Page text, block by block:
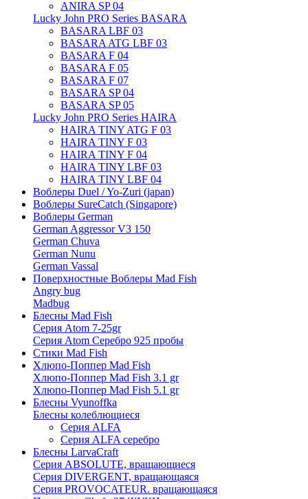
ANIRA SP 04
Lucky John PRO Series BASARA
BASARA LBF 03
BASARA ATG LBF 03
BASARA F 04
BASARA F 05
BASARA F 07
BASARA SP 04
BASARA SP 05
Lucky John PRO Series HAIRA
HAIRA TINY ATG F 03
HAIRA TINY F 03
HAIRA TINY F 04
HAIRA TINY LBF 03
HAIRA TINY LBF 04
Воблеры Duel / Yo-Zuri (japan)
Воблеры SureCatch (Singapore)
Воблеры German
German Aggressor V3 150
German Chuva
German Nunu
German Vassal
Поверхностные Воблеры Mad Fish
Angry bug
Madbug
Блесны Mad Fish
Серия Atom 7-25gr
Серия Atom Серебро 925 пробы
Стики Mad Fish
Хлюпо-Поппер Mad Fish
Хлюпо-Поппер Mad Fish 3.1 gr
Хлюпо-Поппер Mad Fish 5.1 gr
Блесны Vyunoffka
Блесны колеблющиеся
Серия ALFA
Серия ALFA серебро
Блесны LarvaCraft
Серия ABSOLUTE, вращающиеся
Серия DIVERGENT, вращающаяся
Серия PROVOCATEUR. вращающаяся